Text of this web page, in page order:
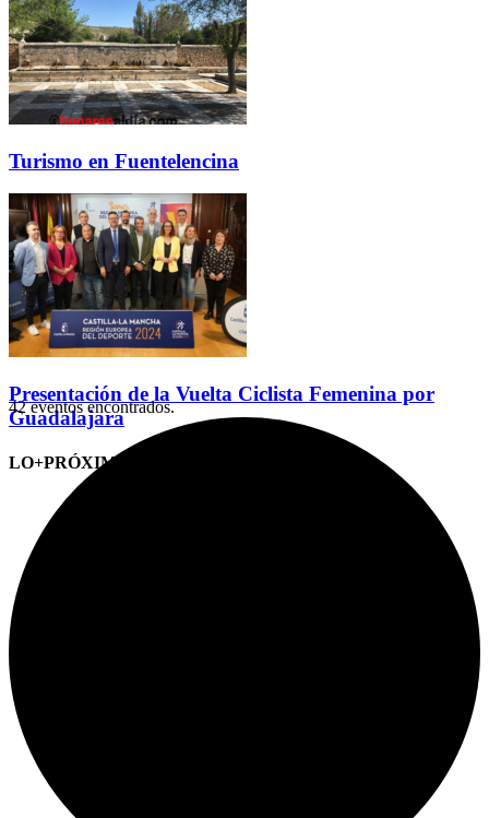
Turismo en Fuentelencina
Presentación de la Vuelta Ciclista Femenina por
Guadalajara
LO+PRÓXIMO (CITAS)
42 eventos encontrados.